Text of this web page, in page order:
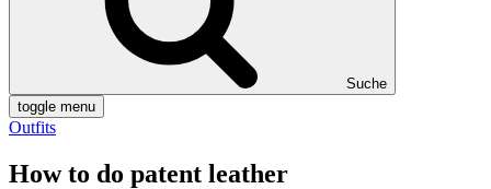
Suche
toggle menu
Outfits
How to do patent leather